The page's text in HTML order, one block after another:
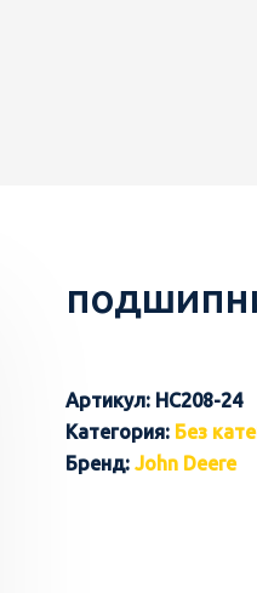
Артикул: HC208-24
Категория: Без
Бренд: John Deere